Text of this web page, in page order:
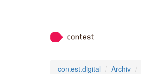
contest.digital Archiv